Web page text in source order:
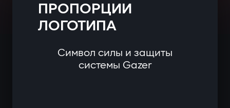
ПРОПОРЦИИ
ЛОГОТИПА
Символ силы и защиты
системы Gazer